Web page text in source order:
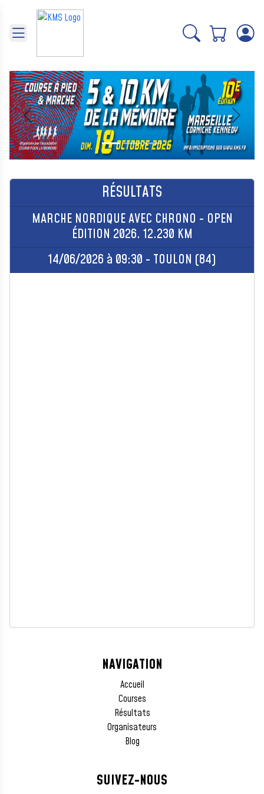
Précédent Suivant
RÉSULTATS
MARCHE NORDIQUE AVEC CHRONO - OPEN
ÉDITION 2026. 12.230 KM
14/06/2026 à 09:30 - TOULON (84)
NAVIGATION
Accueil
Courses
Résultats
Organisateurs
Blog
SUIVEZ-NOUS
Panneau de gestion des cookies